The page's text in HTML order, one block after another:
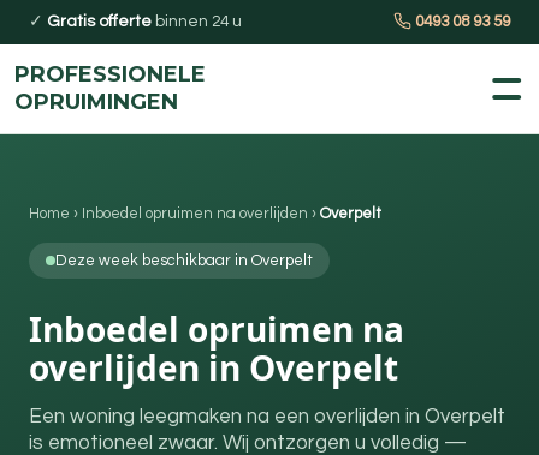
✓ Gratis offerte binnen 24 u 0493 08 93 59
PROFESSIONELE
OPRUIMINGEN
Home › Inboedel opruimen na overlijden › Overpelt
Deze week beschikbaar in Overpelt
Inboedel opruimen na
overlijden in Overpelt
Een woning leegmaken na een overlijden in Overpelt
is emotioneel zwaar. Wij ontzorgen u volledig —